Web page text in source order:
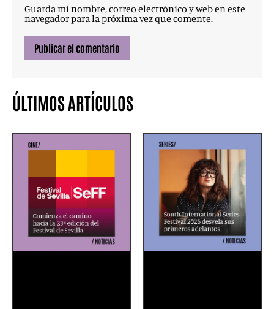
Guarda mi nombre, correo electrónico y web en este
navegador para la próxima vez que comente.
ÚLTIMOS ARTÍCULOS